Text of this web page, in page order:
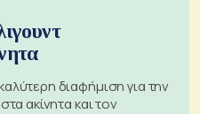
διαφήμιση για την
ακίνητα και τον